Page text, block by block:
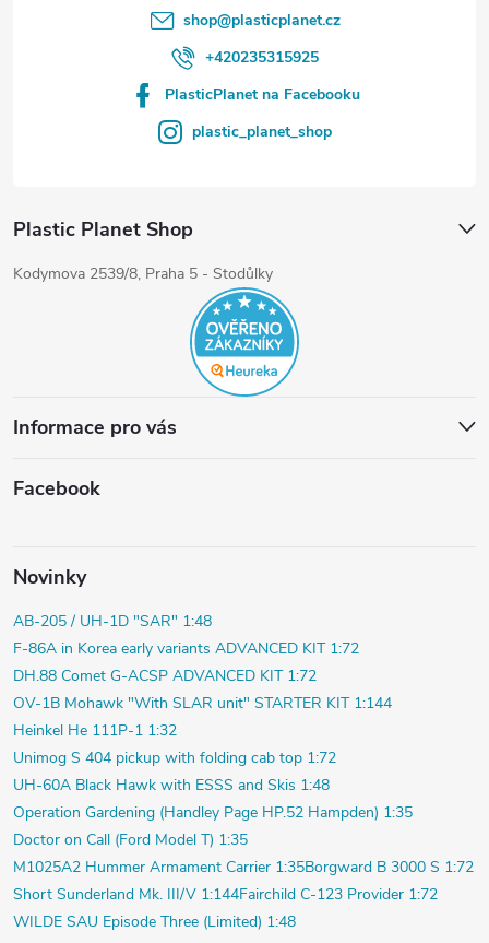
shop@plasticplanet.cz
+420235315925
PlasticPlanet na Facebooku
plastic_planet_shop
Plastic Planet Shop
Kodymova 2539/8, Praha 5 - Stodůlky
Informace pro vás
Facebook
Novinky
AB-205 / UH-1D "SAR" 1:48
F-86A in Korea early variants ADVANCED KIT 1:72
DH.88 Comet G-ACSP ADVANCED KIT 1:72
OV-1B Mohawk "With SLAR unit" STARTER KIT 1:144
Heinkel He 111P-1 1:32
Unimog S 404 pickup with folding cab top 1:72
UH-60A Black Hawk with ESSS and Skis 1:48
Operation Gardening (Handley Page HP.52 Hampden) 1:35
Doctor on Call (Ford Model T) 1:35
M1025A2 Hummer Armament Carrier 1:35Borgward B 3000 S 1:72
Short Sunderland Mk. III/V 1:144Fairchild C-123 Provider 1:72
WILDE SAU Episode Three (Limited) 1:48